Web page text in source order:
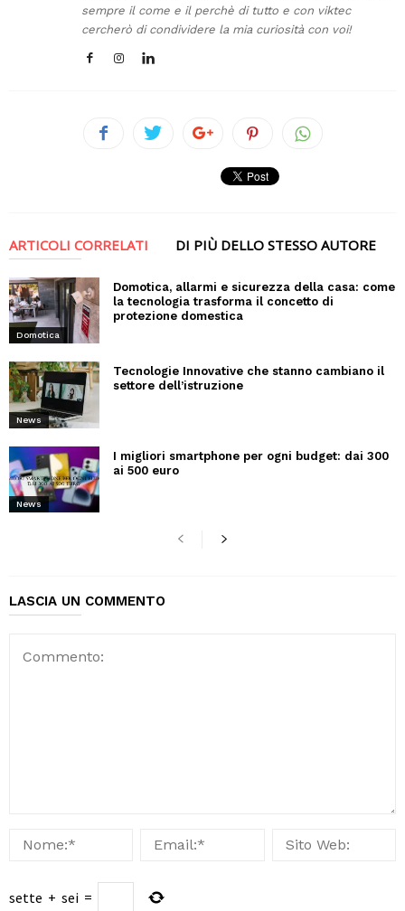
sempre il come e il perchè di tutto e con viktec
cercherò di condividere la mia curiosità con voi!
ARTICOLI CORRELATI DI PIÙ DELLO STESSO AUTORE
Domotica
Domotica, allarmi e sicurezza della casa: come
la tecnologia trasforma il concetto di
protezione domestica
News
Tecnologie Innovative che stanno cambiano il
settore dell’istruzione
News
I migliori smartphone per ogni budget: dai 300
ai 500 euro
LASCIA UN COMMENTO
sette + sei =